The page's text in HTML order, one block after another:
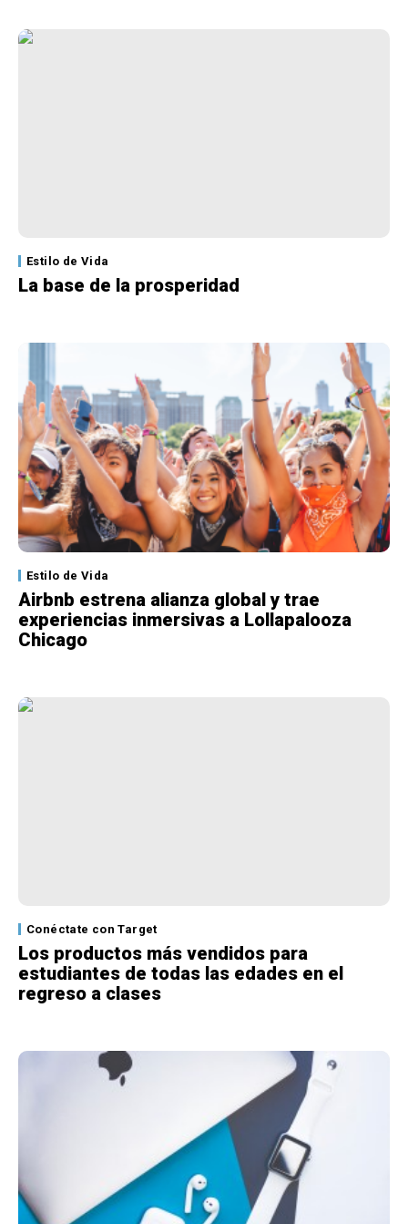
Estilo de Vida
La base de la prosperidad
Estilo de Vida
Airbnb estrena alianza global y trae
experiencias inmersivas a Lollapalooza
Chicago
Conéctate con Target
Los productos más vendidos para
estudiantes de todas las edades en el
regreso a clases